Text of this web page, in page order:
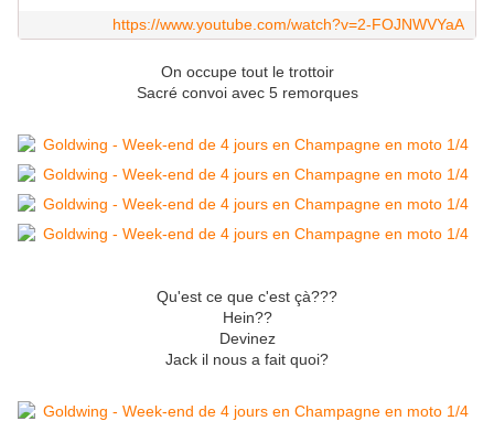
https://www.youtube.com/watch?v=2-FOJNWVYaA
On occupe tout le trottoir
Sacré convoi avec 5 remorques
Qu'est ce que c'est çà???
Hein??
Devinez
Jack il nous a fait quoi?